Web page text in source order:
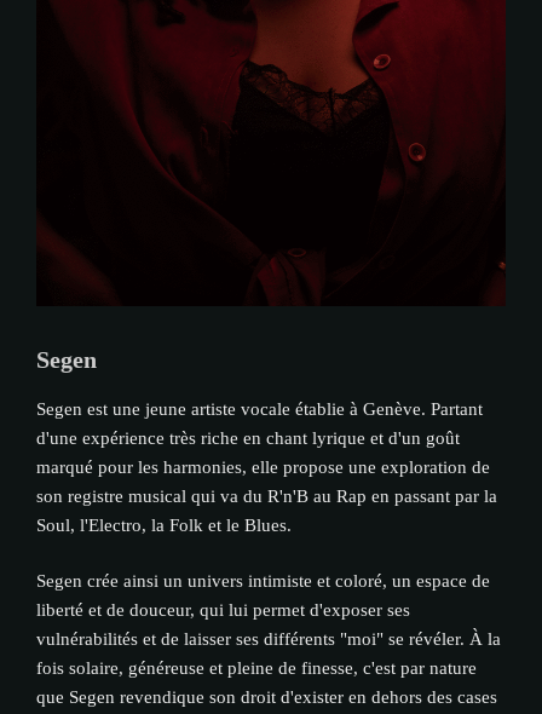
Segen
Segen est une jeune artiste vocale établie à Genève. Partant
d'une expérience très riche en chant lyrique et d'un goût
marqué pour les harmonies, elle propose une exploration de
son registre musical qui va du R'n'B au Rap en passant par la
Soul, l'Electro, la Folk et le Blues.
Segen crée ainsi un univers intimiste et coloré, un espace de
liberté et de douceur, qui lui permet d'exposer ses
vulnérabilités et de laisser ses différents "moi" se révéler. À la
fois solaire, généreuse et pleine de finesse, c'est par nature
que Segen revendique son droit d'exister en dehors des cases